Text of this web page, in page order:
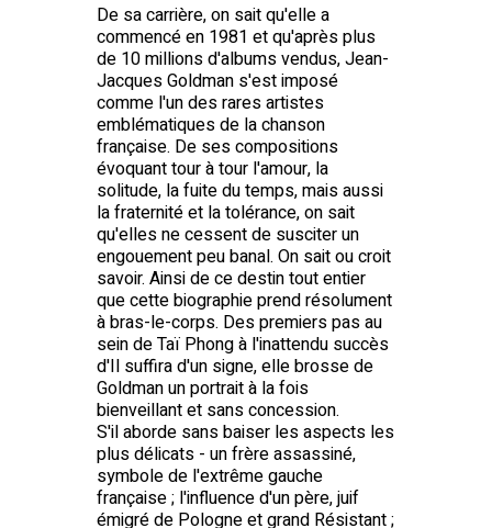
De sa carrière, on sait qu'elle a
commencé en 1981 et qu'après plus
de 10 millions d'albums vendus, Jean-
Jacques Goldman s'est imposé
comme l'un des rares artistes
emblématiques de la chanson
française. De ses compositions
évoquant tour à tour l'amour, la
solitude, la fuite du temps, mais aussi
la fraternité et la tolérance, on sait
qu'elles ne cessent de susciter un
engouement peu banal. On sait ou croit
savoir. Ainsi de ce destin tout entier
que cette biographie prend résolument
à bras-le-corps. Des premiers pas au
sein de Taï Phong à l'inattendu succès
d'Il suffira d'un signe, elle brosse de
Goldman un portrait à la fois
bienveillant et sans concession.
S'il aborde sans baiser les aspects les
plus délicats - un frère assassiné,
symbole de l'extrême gauche
française ; l'influence d'un père, juif
émigré de Pologne et grand Résistant ;